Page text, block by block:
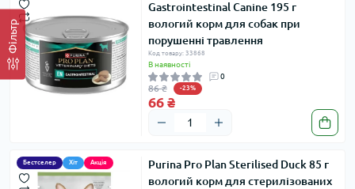
Фільтр
Gastrointestinal Canine 195 г
вологий корм для собак при
порушенні травлення
Код товару: 33868
В наявності
0
86 ₴ -23%
66 ₴
Бестселер Хіт Акція
Purina Pro Plan Sterilised Duck 85 г
вологий корм для стерилізованих